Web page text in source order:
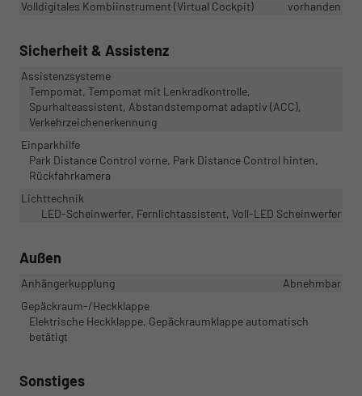
Volldigitales Kombiinstrument (Virtual Cockpit)
vorhanden
Sicherheit & Assistenz
Assistenzsysteme
Tempomat, Tempomat mit Lenkradkontrolle,
Spurhalteassistent, Abstandstempomat adaptiv (ACC),
Verkehrzeichenerkennung
Einparkhilfe
Park Distance Control vorne, Park Distance Control hinten,
Rückfahrkamera
Lichttechnik
LED-Scheinwerfer, Fernlichtassistent, Voll-LED Scheinwerfer
Außen
Anhängerkupplung
Abnehmbar
Gepäckraum-/Heckklappe
Elektrische Heckklappe, Gepäckraumklappe automatisch
betätigt
Sonstiges